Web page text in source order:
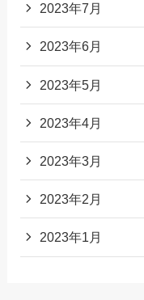
2023年7月
2023年6月
2023年5月
2023年4月
2023年3月
2023年2月
2023年1月